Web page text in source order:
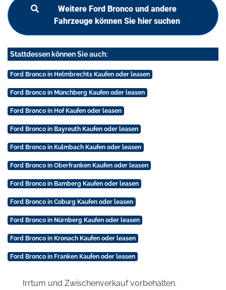
Weitere Ford Bronco und andere
Fahrzeuge können Sie hier suchen
Stattdessen können Sie auch:
Ford Bronco in Helmbrechts Kaufen oder leasen
Ford Bronco in Münchberg Kaufen oder leasen
Ford Bronco in Hof Kaufen oder leasen
Ford Bronco in Bayreuth Kaufen oder leasen
Ford Bronco in Kulmbach Kaufen oder leasen
Ford Bronco in Oberfranken Kaufen oder leasen
Ford Bronco in Bamberg Kaufen oder leasen
Ford Bronco in Coburg Kaufen oder leasen
Ford Bronco in Nürnberg Kaufen oder leasen
Ford Bronco in Kronach Kaufen oder leasen
Ford Bronco in Franken Kaufen oder leasen
Irrtum und Zwischenverkauf vorbehalten.